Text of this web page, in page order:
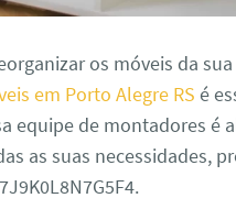
os móveis da sua
em Porto Alegre RS é
equipe de montadores é
as suas necessidades,